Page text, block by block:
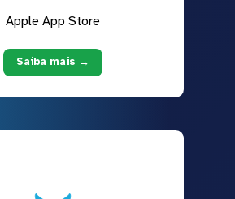
Apple App Store
Saiba mais →